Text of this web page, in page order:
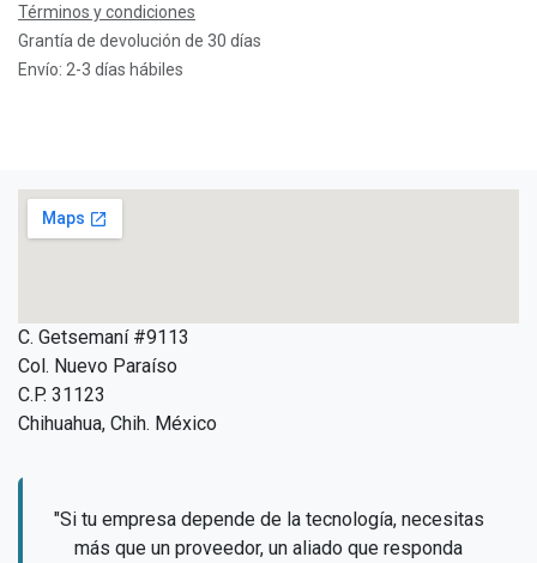
Términos y condiciones
Grantía de devolución de 30 días
Envío: 2-3 días hábiles
C. Getsemaní #9113
Col. Nuevo Paraíso
C.P. 31123
Chihuahua, Chih. México
"Si tu empresa depende de la tecnología, necesitas
más que un proveedor, un aliado que responda